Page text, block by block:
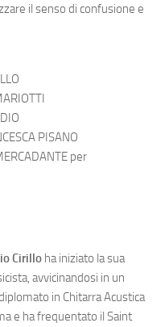
il senso di confusione e
PISANO
per
Cirillo ha iniziato la sua
avvicinandosi in un
in Chitarra Acustica
e ha frequentato il Saint